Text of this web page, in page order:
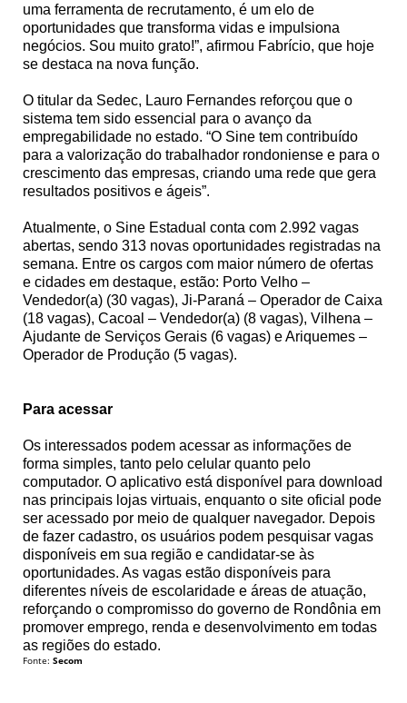
uma ferramenta de recrutamento, é um elo de
oportunidades que transforma vidas e impulsiona
negócios. Sou muito grato!”, afirmou Fabrício, que hoje
se destaca na nova função.
O titular da Sedec, Lauro Fernandes reforçou que o
sistema tem sido essencial para o avanço da
empregabilidade no estado. “O Sine tem contribuído
para a valorização do trabalhador rondoniense e para o
crescimento das empresas, criando uma rede que gera
resultados positivos e ágeis”.
Atualmente, o Sine Estadual conta com 2.992 vagas
abertas, sendo 313 novas oportunidades registradas na
semana. Entre os cargos com maior número de ofertas
e cidades em destaque, estão: Porto Velho –
Vendedor(a) (30 vagas), Ji-Paraná – Operador de Caixa
(18 vagas), Cacoal – Vendedor(a) (8 vagas), Vilhena –
Ajudante de Serviços Gerais (6 vagas) e Ariquemes –
Operador de Produção (5 vagas).
Para acessar
Os interessados podem acessar as informações de
forma simples, tanto pelo celular quanto pelo
computador. O aplicativo está disponível para download
nas principais lojas virtuais, enquanto o site oficial pode
ser acessado por meio de qualquer navegador. Depois
de fazer cadastro, os usuários podem pesquisar vagas
disponíveis em sua região e candidatar-se às
oportunidades. As vagas estão disponíveis para
diferentes níveis de escolaridade e áreas de atuação,
reforçando o compromisso do governo de Rondônia em
promover emprego, renda e desenvolvimento em todas
as regiões do estado.
Fonte: Secom